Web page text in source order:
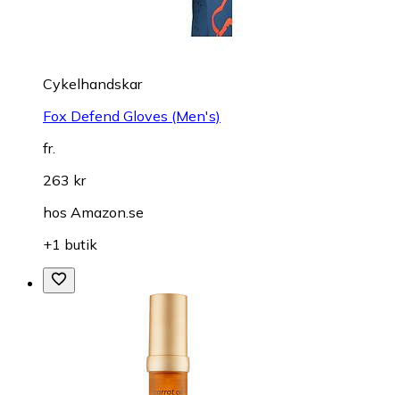
Cykelhandskar
Fox Defend Gloves (Men's)
fr.
263 kr
hos Amazon.se
+1 butik